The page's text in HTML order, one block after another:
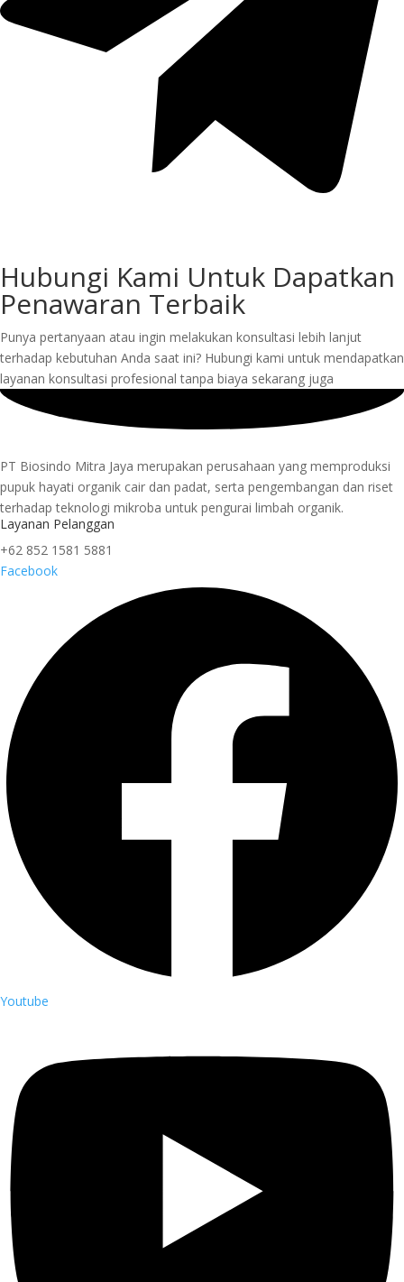
Hubungi Kami Untuk Dapatkan
Penawaran Terbaik
Punya pertanyaan atau ingin melakukan konsultasi lebih lanjut
terhadap kebutuhan Anda saat ini? Hubungi kami untuk mendapatkan
layanan konsultasi profesional tanpa biaya sekarang juga
PT Biosindo Mitra Jaya merupakan perusahaan yang memproduksi
pupuk hayati organik cair dan padat, serta pengembangan dan riset
terhadap teknologi mikroba untuk pengurai limbah organik.
Layanan Pelanggan
+62 852 1581 5881
Facebook
Youtube